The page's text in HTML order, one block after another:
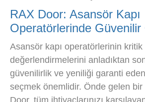
RAX Door: Asansör Kapı
Operatörlerinde Güvenilir
Asansör kapı operatörlerinin
değerlendirmelerini anladıktan
güvenilirlik ve yeniliği garanti
seçmek önemlidir. Önde gelen